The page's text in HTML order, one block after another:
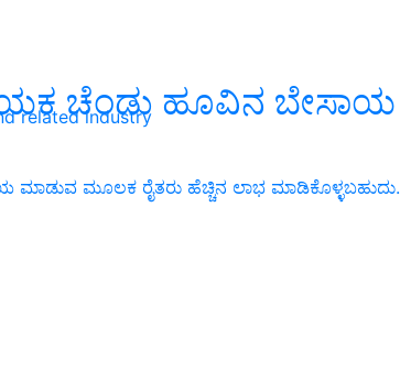
related industry
ಚೆಂಡು ಹೂವಿನ ಬೇಸಾಯ
ಮೂಲಕ ರೈತರು ಹೆಚ್ಚಿನ ಲಾಭ ಮಾಡಿಕೊಳ್ಳಬಹುದು.